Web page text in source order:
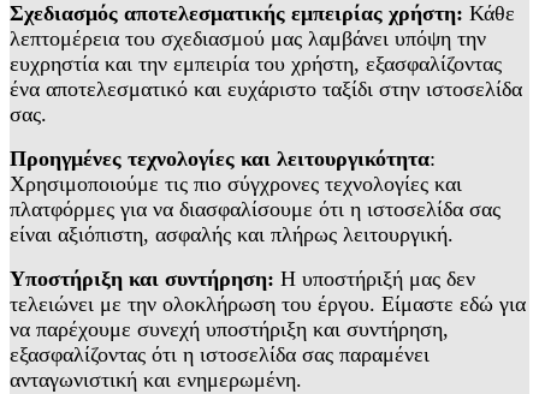
Σχεδιασμός αποτελεσματικής εμπειρίας χρήστη: Κάθε
λεπτομέρεια του σχεδιασμού μας λαμβάνει υπόψη την
ευχρηστία και την εμπειρία του χρήστη, εξασφαλίζοντας
ένα αποτελεσματικό και ευχάριστο ταξίδι στην ιστοσελίδα
σας.
Προηγμένες τεχνολογίες και λειτουργικότητα:
Χρησιμοποιούμε τις πιο σύγχρονες τεχνολογίες και
πλατφόρμες για να διασφαλίσουμε ότι η ιστοσελίδα σας
είναι αξιόπιστη, ασφαλής και πλήρως λειτουργική.
Υποστήριξη και συντήρηση: Η υποστήριξή μας δεν
τελειώνει με την ολοκλήρωση του έργου. Είμαστε εδώ για
να παρέχουμε συνεχή υποστήριξη και συντήρηση,
εξασφαλίζοντας ότι η ιστοσελίδα σας παραμένει
ανταγωνιστική και ενημερωμένη.